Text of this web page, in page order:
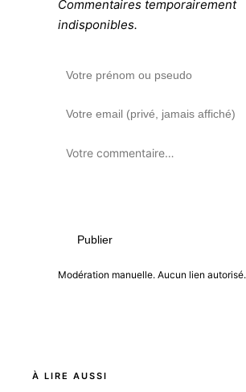
Commentaires temporairement
indisponibles.
Publier
Modération manuelle. Aucun lien autorisé.
À LIRE AUSSI